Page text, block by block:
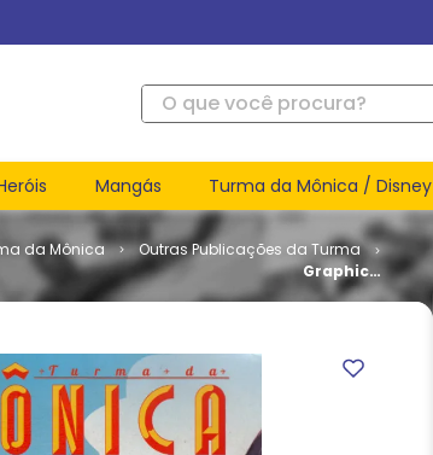
O que você procura?
Mangás Turma da Mônica / Disney
da Mônica
Outras Publicações da Turma
Graphic
MSP # 17 -
(Capa
Cartonada)